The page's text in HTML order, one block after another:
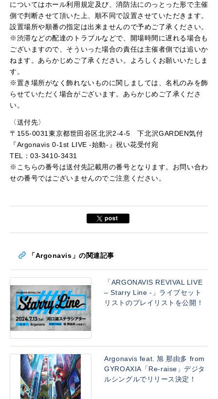
についてはホール利用規定及び、消防法にのっとった形で主催
側で判断させて頂いた上、順不同で設置させていただきます。
設置場所や順番の指定は出来ませんので予めご了承ください。
※渋滞などの配達のトラブルなどで、開場時間に遅れる場合も
ございますので、そういった場合の責任は主催者側では追いか
ねます。あらかじめご了承ください。よろしくお願いいたしま
す。
※置き場所がなく飾れないものに関しましては、名札のみを飾
らせていただく場合がございます。あらかじめご了承くださ
い。
〈送付先〉
〒155-0031東京都世田谷区北沢2-4-5 下北沢GARDEN気付
『Argonavis 0-1st LIVE -始動-』祝い花受付宛
TEL：03-3410-3431
※こちらの番号は送付先記載用の番号となります。お問い合わ
せの番号ではございませんのでご注意ください。
「Argonavis」の関連記事
「ARGONAVIS REVIVAL LIVE
– Starry Line -」ライブセット
リストのプレイリストを公開！
Argonavis feat. 旭 那由多 from
GYROAXIA「Re-raise」デジタ
ルシングルでリリース決定！